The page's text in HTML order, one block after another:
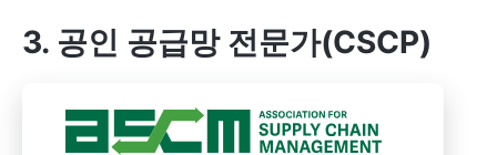
3. 공인 공급망 전문가(CSCP)